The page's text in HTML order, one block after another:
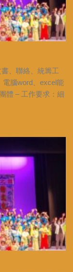
、聯絡、統籌工
電腦word、excel能
體 – 工作要求：細